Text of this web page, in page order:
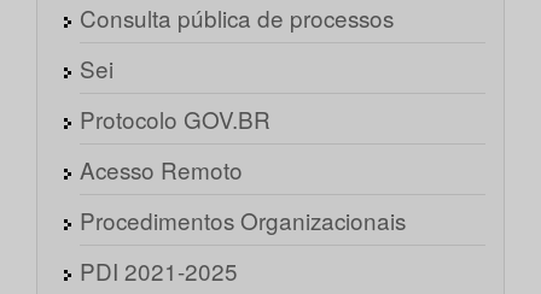
Consulta pública de processos
Sei
Protocolo GOV.BR
Acesso Remoto
Procedimentos Organizacionais
PDI 2021-2025